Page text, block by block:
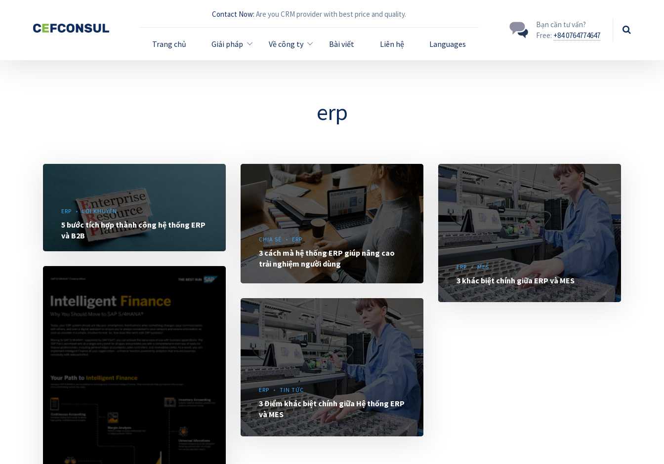
Contact Now: Are you CRM provider with best price and quality.
Trang chủ Giải pháp Về công ty Bài viết Liên hệ Languages
Bạn cần tư vấn?
Free: +84 0764774647
erp
ERP LỜI KHUYÊN
5 bước tích hợp thành công hệ thống ERP
và B2B
CHIA SẺ ERP
3 cách mà hệ thống ERP giúp nâng cao
trải nghiệm người dùng
ERP MES
3 khác biệt chính giữa ERP và MES
ERP TIN TỨC
3 Điểm khác biệt chính giữa Hệ thống ERP
và MES